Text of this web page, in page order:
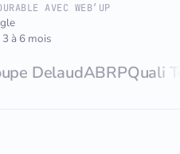
AVEC WEB’UP
à 6 mois
ABRPQuali Toiture